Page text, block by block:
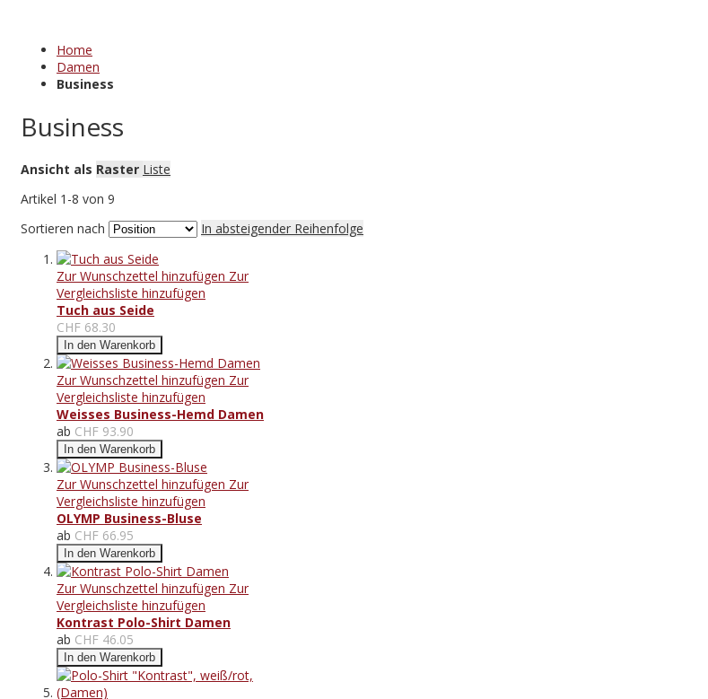
Home
Damen
Business
Business
Ansicht als Raster Liste
Artikel 1 -8 von 9
Sortieren nach
In absteigender Reihenfolge
Zur Wunschzettel hinzufügen Zur
Vergleichsliste hinzufügen
Tuch aus Seide
CHF 68.30
In den Warenkorb
Zur Wunschzettel hinzufügen Zur
Vergleichsliste hinzufügen
Weisses Business-Hemd Damen
ab CHF 93.90
In den Warenkorb
Zur Wunschzettel hinzufügen Zur
Vergleichsliste hinzufügen
OLYMP Business-Bluse
ab CHF 66.95
In den Warenkorb
Zur Wunschzettel hinzufügen Zur
Vergleichsliste hinzufügen
Kontrast Polo-Shirt Damen
ab CHF 46.05
In den Warenkorb